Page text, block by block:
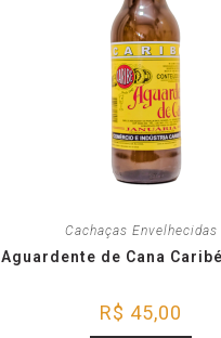
Cachaças Envelhecidas
Aguardente de Cana Caribé
R$ 45,00